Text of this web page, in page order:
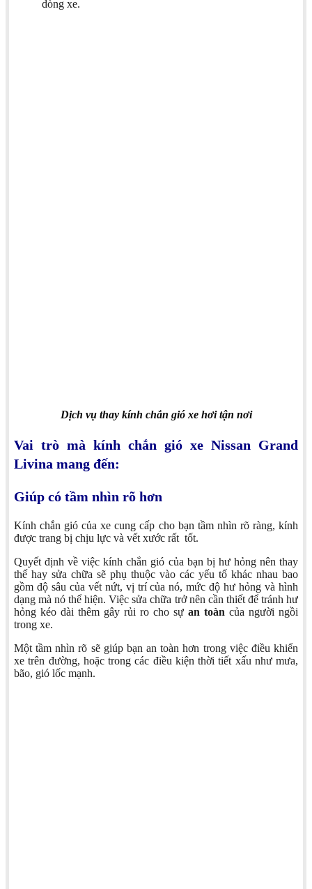
dòng xe.
Dịch vụ thay kính chắn gió xe hơi tận nơi
Vai trò mà kính chắn gió xe Nissan Grand
Livina mang đến:
Giúp có tầm nhìn rõ hơn
Kính chắn gió của xe cung cấp cho bạn tầm nhìn rõ ràng, kính
được trang bị chịu lực và vết xước rất tốt.
Quyết định về việc kính chắn gió của bạn bị hư hỏng nên thay
thế hay sửa chữa sẽ phụ thuộc vào các yếu tố khác nhau bao
gồm độ sâu của vết nứt, vị trí của nó, mức độ hư hỏng và hình
dạng mà nó thể hiện. Việc sửa chữa trở nên cần thiết để tránh hư
hỏng kéo dài thêm gây rủi ro cho sự an toàn của người ngồi
trong xe.
Một tầm nhìn rõ sẽ giúp bạn an toàn hơn trong việc điều khiển
xe trên đường, hoặc trong các điều kiện thời tiết xấu như mưa,
bão, gió lốc mạnh.